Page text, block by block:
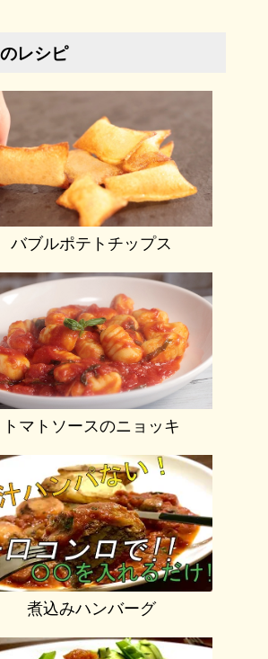
レシピ
バブルポテトチップス
トマトソースのニョッキ
煮込みハンバーグ